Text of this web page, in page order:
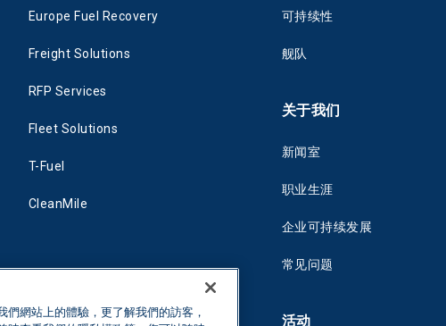
Europe Fuel Recovery
Freight Solutions
RFP Services
Fleet Solutions
T-Fuel
CleanMile
可持续性
舰队
关于我们
新闻室
职业生涯
企业可持续发展
常见问题
活动
網站上的體驗，更了解我們的訪客，